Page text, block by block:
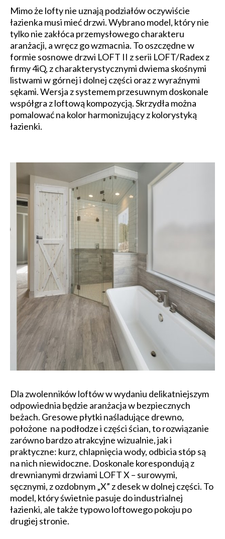
Mimo że lofty nie uznają podziałów oczywiście
łazienka musi mieć drzwi. Wybrano model, który nie
tylko nie zakłóca przemysłowego charakteru
aranżacji, a wręcz go wzmacnia. To oszczędne w
formie sosnowe drzwi LOFT II z serii LOFT/Radex z
firmy 4iQ, z charakterystycznymi dwiema skośnymi
listwami w górnej i dolnej części oraz z wyraźnymi
sękami. Wersja z systemem przesuwnym doskonale
współgra z loftową kompozycją. Skrzydła można
pomalować na kolor harmonizujący z kolorystyką
łazienki.
Dla zwolenników loftów w wydaniu delikatniejszym
odpowiednia będzie aranżacja w bezpiecznych
beżach. Gresowe płytki naśladujące drewno,
położone na podłodze i części ścian, to rozwiązanie
zarówno bardzo atrakcyjne wizualnie, jak i
praktyczne: kurz, chlapnięcia wody, odbicia stóp są
na nich niewidoczne. Doskonale korespondują z
drewnianymi drzwiami LOFT X – surowymi,
sęcznymi, z ozdobnym „X” z desek w dolnej części. To
model, który świetnie pasuje do industrialnej
łazienki, ale także typowo loftowego pokoju po
drugiej stronie.